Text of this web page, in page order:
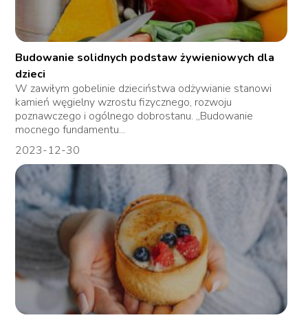
Budowanie solidnych podstaw żywieniowych dla
dzieci
W zawiłym gobelinie dzieciństwa odżywianie stanowi
kamień węgielny wzrostu fizycznego, rozwoju
poznawczego i ogólnego dobrostanu. „Budowanie
mocnego fundamentu...
2023-12-30